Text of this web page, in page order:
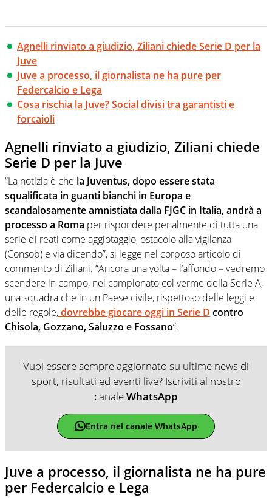
Agnelli rinviato a giudizio, Ziliani chiede Serie D per la
Juve
Juve a processo, il giornalista ne ha pure per
Federcalcio e Lega
Cosa rischia la Juve? Social divisi tra garantisti e
forcaioli
Agnelli rinviato a giudizio, Ziliani chiede
Serie D per la Juve
“La notizia è che la Juventus, dopo essere stata
squalificata in guanti bianchi in Europa e
scandalosamente amnistiata dalla FJGC in Italia, andrà a
processo a Roma per rispondere penalmente di tutta una
serie di reati come aggiotaggio, ostacolo alla vigilanza
(Consob) e via dicendo”, si legge nel corposo articolo di
commento di Ziliani. “Ancora una volta – l’affondo – vedremo
scendere in campo, nel campionato col verme della Serie A,
una squadra che in un Paese civile, rispettoso delle leggi e
delle regole,dovrebbe giocare oggi in Serie D contro
Chisola, Gozzano, Saluzzo e Fossano“.
Vuoi essere sempre aggiornato su ultime news di
sport, risultati ed eventi live? Iscriviti al nostro
canaleWhatsApp
Entra nel canale WhatsApp
Juve a processo, il giornalista ne ha pure
per Federcalcio e Lega